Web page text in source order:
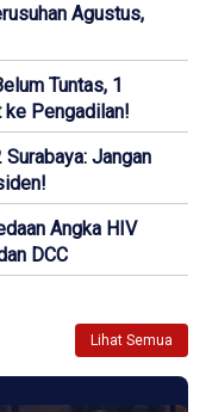
Agustus,
Tuntas, 1
ke Pengadilan!
Jangan
Angka HIV
DCC
Lihat Semua